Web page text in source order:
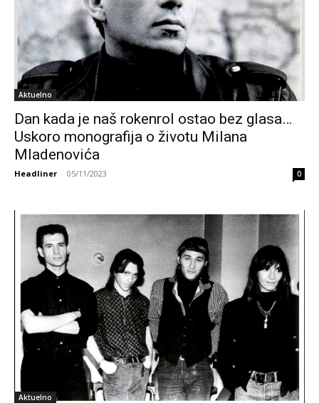
Aktuelno
Dan kada je naš rokenrol ostao bez glasa…
Uskoro monografija o životu Milana
Mladenovića
Headliner - 05/11/2023 0
Aktuelno